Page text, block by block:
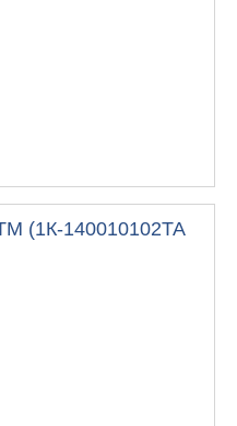
(1К-140010102ТА